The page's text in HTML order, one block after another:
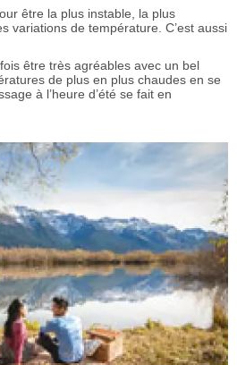
être la plus instable, la plus
variations de température. C’est aussi
être très agréables avec un bel
de plus en plus chaudes en se
à l’heure d’été se fait en